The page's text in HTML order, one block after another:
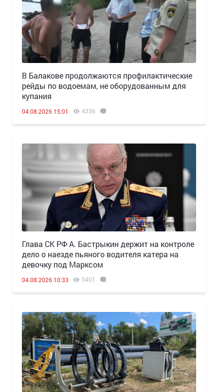
В Балакове продолжаются профилактические
рейды по водоемам, не оборудованным для
купания
04.08.2026 15:01 4336
Глава СК РФ А. Бастрыкин держит на контроле
дело о наезде пьяного водителя катера на
девочку под Марксом
04.08.2026 10:33 5401